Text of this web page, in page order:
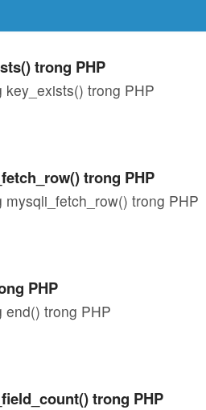
trong PHP
key_exists() trong PHP
trong PHP
mysqli_fetch_row() trong PHP
PHP
end() trong PHP
trong PHP